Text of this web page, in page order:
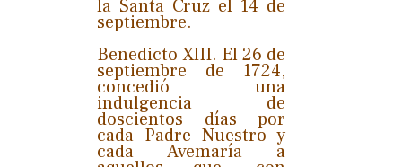
la Santa Cruz el 14 de
septiembre.
Benedicto XIII. El 26 de
septiembre de 1724,
concedió una
indulgencia de
doscientos días por
cada Padre Nuestro y
cada Avemaría a